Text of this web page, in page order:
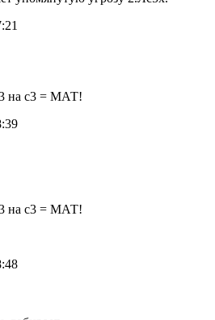
на с3 = МАТ!
на с3 = МАТ!